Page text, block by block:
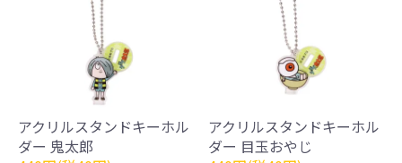
アクリルスタンドキーホル
ダー 鬼太郎
アクリルスタンドキーホル
ダー 目玉おやじ